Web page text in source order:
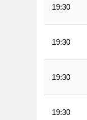
19:30
19:30
19:30
19:30